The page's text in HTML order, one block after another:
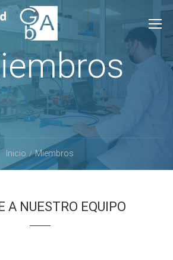
Inicio Miembros
A NUESTRO EQUIPO